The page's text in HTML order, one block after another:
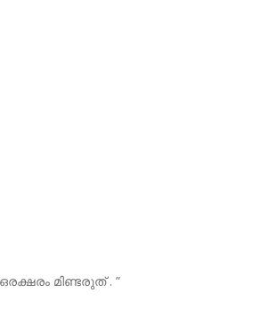
മിണ്ടരുത് . ”